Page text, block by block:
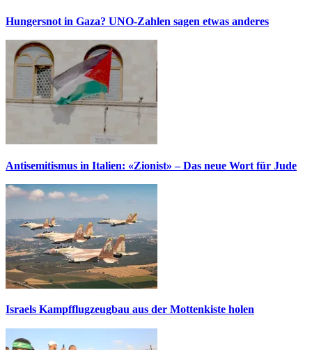
Hungersnot in Gaza? UNO-Zahlen sagen etwas anderes
Antisemitismus in Italien: «Zionist» – Das neue Wort für Jude
Israels Kampfflugzeugbau aus der Mottenkiste holen